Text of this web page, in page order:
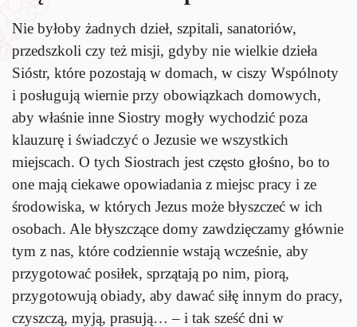
Nie byłoby żadnych dzieł, szpitali, sanatoriów,
przedszkoli czy też misji, gdyby nie wielkie dzieła
Sióstr, które pozostają w domach, w ciszy Wspólnoty
i posługują wiernie przy obowiązkach domowych,
aby właśnie inne Siostry mogły wychodzić poza
klauzurę i świadczyć o Jezusie we wszystkich
miejscach. O tych Siostrach jest często głośno, bo to
one mają ciekawe opowiadania z miejsc pracy i ze
środowiska, w których Jezus może błyszczeć w ich
osobach. Ale błyszczące domy zawdzięczamy głównie
tym z nas, które codziennie wstają wcześnie, aby
przygotować posiłek, sprzątają po nim, piorą,
przygotowują obiady, aby dawać siłę innym do pracy,
czyszczą, myją, prasują… – i tak sześć dni w